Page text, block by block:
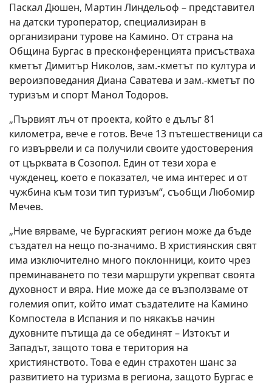
Паскал Дюшен, Мартин Линдельоф – представител
на датски туроператор, специализиран в
организирани турове на Камино. От страна на
Община Бургас в пресконференцията присъстваха
кметът Димитър Николов, зам.-кметът по култура и
вероизповедания Диана Саватева и зам.-кметът по
туризъм и спорт Манол Тодоров.
„Първият лъч от проекта, който е дълъг 81
километра, вече е готов. Вече 13 пътешественици са
го извървели и са получили своите удостоверения
от църквата в Созопол. Един от тези хора е
чужденец, което е показател, че има интерес и от
чужбина към този тип туризъм“, съобщи Любомир
Мечев.
„Ние вярваме, че Бургаският регион може да бъде
създател на нещо по-значимо. В християнския свят
има изключително много поклонници, които чрез
преминаването по тези маршрути укрепват своята
духовност и вяра. Ние може да се възползваме от
големия опит, който имат създателите на Камино
Компостела в Испания и по някакъв начин
духовните пътища да се обединят – Изтокът и
Западът, защото това е територия на
християнството. Това е един страхотен шанс за
развитието на туризма в региона, защото Бургас е